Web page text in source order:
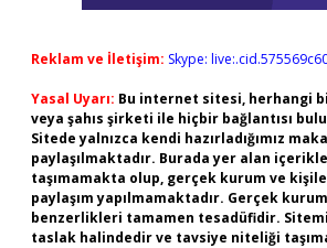
Reklam ve İletişim: Skype:
Yasal Uyarı: Bu internet sitesi, herhangi
veya şahıs şirketi ile hiçbir bağlantısı
Sitede yalnızca kendi hazırladığımız
paylaşılmaktadır. Burada yer alan
taşımamakta olup, gerçek kurum ve
paylaşım yapılmamaktadır. Gerçek
benzerlikleri tamamen tesadüfidir.
taslak halindedir ve tavsiye niteliği